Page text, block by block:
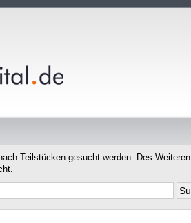
Teilstücken gesucht werden. Des Weiteren